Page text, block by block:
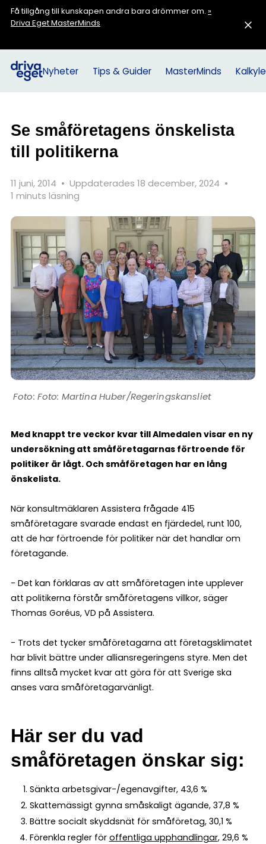
Få tillgång till kunskapen andra bara drömmer om. »
Driva Eget MasterMinds
Nyheter Tips & Guider MasterMinds
Se småföretagens önskelista
till politikerna
11 juni, 2014 • Uppdaterades 18 december, 2024 •
1 minuts läsning
Foto: Martina Huber/Regeringskansliet
Med knappt tre veckor kvar till Almedalen visar en ny
undersökning att småföretagarnas förtroende för
politiker är lågt. Och småföretagen har en lång
önskelista.
När konsultmäklaren Assistera frågade 415
småföretagare svarade endast en fjärdedel, runt 100,
att de har förtroende för politiker när det handlar om
företagande.
- Det kan förklaras av att småföretagen inte upplever
att politikerna förstår småföretagens villkor, säger
Thomas Goréus, VD på Assistera.
- Trots det tycker småföretagarna att företagsklimatet
har blivit bättre under alliansregeringens styre. Men det
finns alltså mycket kvar att göra för att Sverige ska
anses vara småföretagarvänligt.
Här ser du vad
småföretagen önskar sig:
Sänkta arbetsgivar-/egenavgifter, 43,6 %
Skattemässigt gynna småskaligt ägande, 37,8 %
Bättre socialt skyddsnät för småföretag, 30,1 %
Förenkla regler för offentliga upphandlingar, 29,6 %